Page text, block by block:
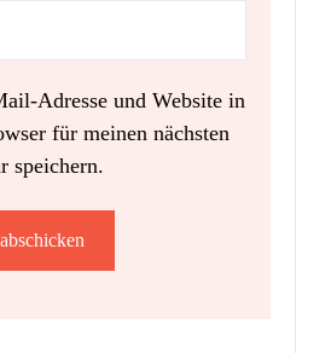
Adresse und Website in
für meinen nächsten
speichern.